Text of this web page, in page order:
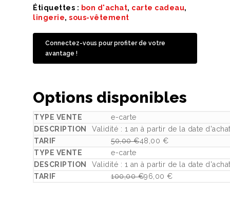
Étiquettes : bon d'achat, carte cadeau,
lingerie, sous-vêtement
Connectez-vous pour profiter de votre
avantage !
Options disponibles
e-carte
Validité : 1 an à partir de la date
50,00€
Le prix initial était : 50,00 €.
48,00 €
Le prix actuel est : 48,00 €.
e-carte
Validité : 1 an à partir de la date
100,00€96,00 €